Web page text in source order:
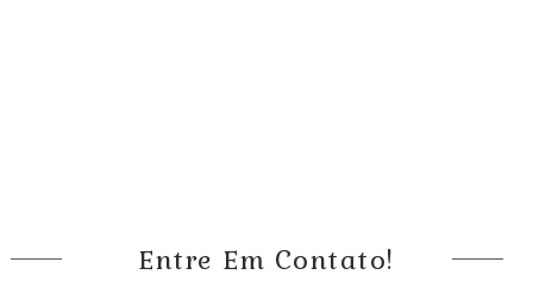
Entre Em Contato!